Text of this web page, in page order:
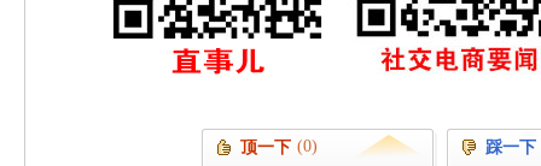
顶一下 (0) 踩一下